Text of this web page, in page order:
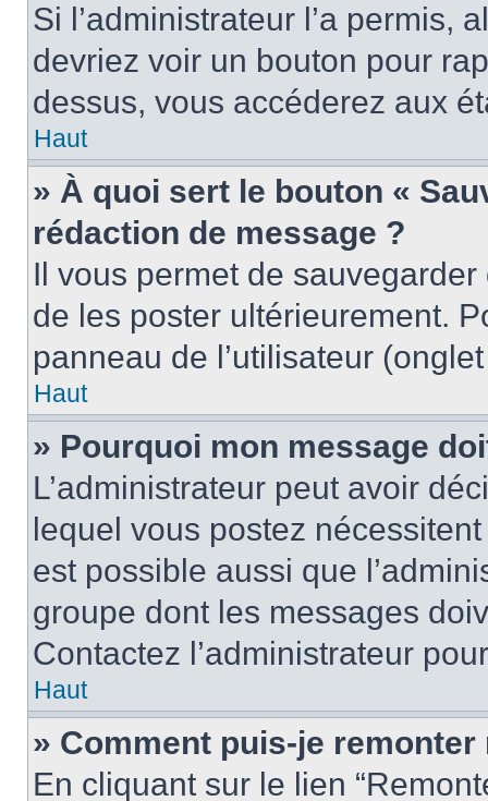
Si l’administrateur l’a permis,
devriez voir un bouton pour
dessus, vous accéderez aux
Haut
» À quoi sert le bouton «
rédaction de message ?
Il vous permet de
de les poster ultérieurement.
panneau de l’utilisateur
Haut
» Pourquoi mon message
L’administrateur peut avoir
lequel vous postez
est possible aussi que
groupe dont les messages
Contactez l’administrateur
Haut
» Comment puis-je
En cliquant sur le lien